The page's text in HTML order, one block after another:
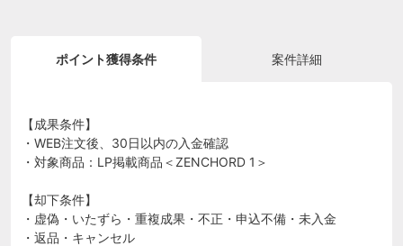
ポイント獲得条件 案件詳細
【成果条件】
・WEB注文後、30日以内の入金確認
・対象商品：LP掲載商品＜ZENCHORD 1＞
【却下条件】
・虚偽・いたずら・重複成果・不正・申込不備・未入金
・返品・キャンセル